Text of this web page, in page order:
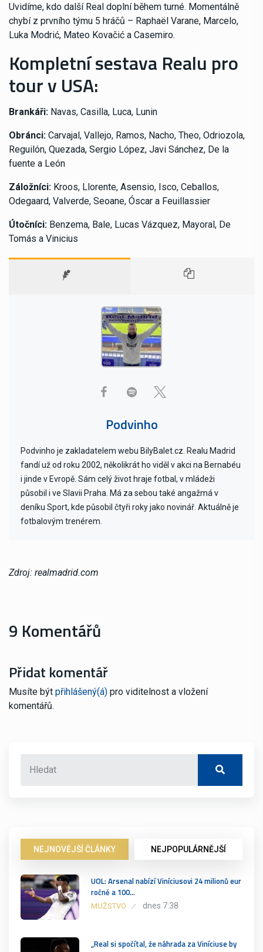
Uvidíme, kdo další Real doplní během turné. Momentálně
chybí z prvního týmu 5 hráčů – Raphaël Varane, Marcelo,
Luka Modrić, Mateo Kovačić a Casemiro.
Kompletní sestava Realu pro
tour v USA:
Brankáři: Navas, Casilla, Luca, Lunin
Obránci: Carvajal, Vallejo, Ramos, Nacho, Theo, Odriozola,
Reguilón, Quezada, Sergio López, Javi Sánchez, De la
fuente a León
Záložníci: Kroos, Llorente, Asensio, Isco, Ceballos,
Odegaard, Valverde, Seoane, Óscar a Feuillassier
Útočníci: Benzema, Bale, Lucas Vázquez, Mayoral, De
Tomás a Vinicius
Podvinho
Podvinho je zakladatelem webu BilyBalet.cz. Realu Madrid
fandí už od roku 2002, několikrát ho viděl v akci na Bernabéu
i jinde v Evropě. Sám celý život hraje fotbal, v mládeži
působil i ve Slavii Praha. Má za sebou také angažmá v
deníku Sport, kde působil čtyři roky jako novinář. Aktuálně je
fotbalovým trenérem.
Zdroj: realmadrid.com
9 Komentářů
Přidat komentář
Musíte být přihlášený(á) pro viditelnost a vložení
komentářů.
NEJNOVĚJŠÍ ČLÁNKY NEJPOPULÁRNĚJŠÍ
UOL: Arsenal nabízí Viníciusovi 24 milionů eur
ročně a 100…
MUŽSTVO dnes 7:38
„Real si spočítal, že náhrada za Viníciuse by